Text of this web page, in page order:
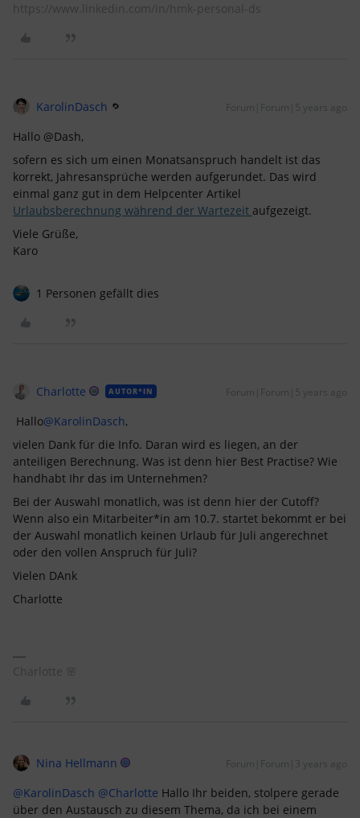
https://www.linkedin.com/in/hmk-personal-ds
KarolinDasch Forum|Forum|5 years ago
Hallo @Dash,
sofern es sich um einen Monatsanspruch handelt ist das
korrekt, Jahresansprüche werden aufgerundet. Das wird
einmal ganz gut in dem Helpcenter Artikel
Urlaubsberechnung während der Wartezeit aufgezeigt.
Viele Grüße,
Karo
1 Personen gefällt dies
Charlotte AUTOR*IN Forum|Forum|5 years ago
Hallo@KarolinDasch,
vielen Dank für die Info. Daran wird es liegen, an der
anteiligen Berechnung. Was ist denn hier Best Practise? Wie
handhabt Ihr das im Unternehmen?
Bei der Auswahl monatlich, was ist denn hier der Cutoff?
Wenn also ein Mitarbeiter*in am 10.7. startet bekommt er bei
der Auswahl monatlich keinen Urlaub für Juli angerechnet
oder den vollen Anspruch für Juli?
Vielen DAnk
Charlotte
Charlotte 🌸
Nina Hellmann Forum|Forum|3 years ago
@KarolinDasch @Charlotte Hallo Ihr beiden, stolpere gerade
über den Austausch zu diesem Thema, da ich bei einem